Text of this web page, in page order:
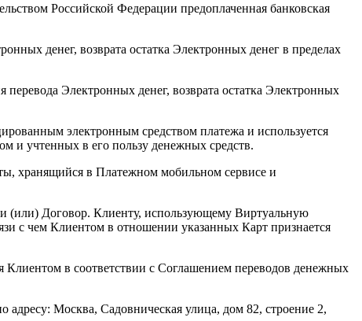
Российской Федерации предоплаченная банковская
денег, возврата остатка Электронных денег в пределах
Электронных денег, возврата остатка Электронных
электронным средством платежа и используется
и учтенных в его пользу денежных средств.
хранящийся в Платежном мобильном сервисе и
(или) Договор. Клиенту, использующему Виртуальную
с чем Клиентом в отношении указанных Карт признается
в соответствии с Соглашением переводов денежных
адресу: Москва, Садовническая улица, дом 82, строение 2,